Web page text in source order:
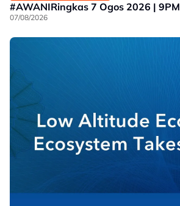
#AWANIRingkas 7 Ogos 2026 | 9PM
07/08/2026